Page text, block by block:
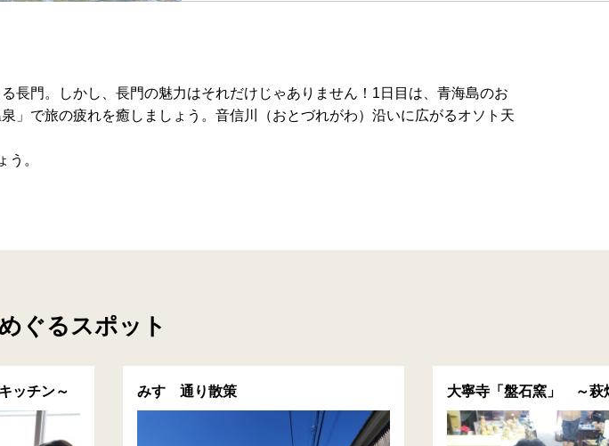
長門。しかし、長門の魅力はそれだけじゃありません！1日目は、青海島のお
」で旅の疲れを癒しましょう。音信川（おとづれがわ）沿いに広がるオソト天
。
ぐるスポット
ッチン～ みすゞ通り散策 大寧寺「盤石窯」 ～萩